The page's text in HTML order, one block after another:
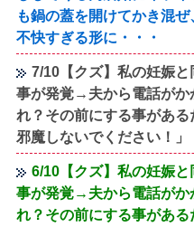
も鍋の蓋を開けてかき混
不快すぎる形に・・・
7/10【クズ】私の妊娠
事が発覚→夫から電話がか
れ？その前にする事があ
邪魔しないでください！」
6/10【クズ】私の妊娠
事が発覚→夫から電話がか
れ？その前にする事があ